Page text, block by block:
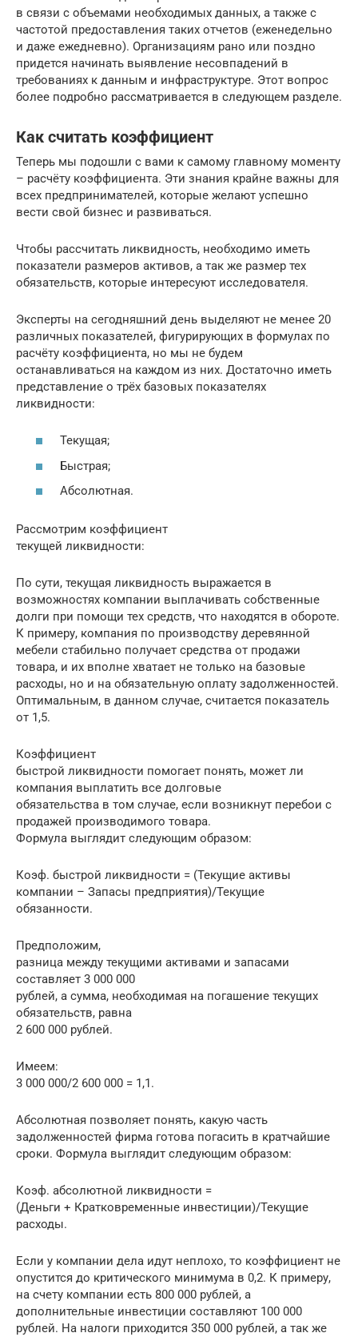
в связи с объемами необходимых данных, а также с
частотой предоставления таких отчетов (еженедельно
и даже ежедневно). Организациям рано или поздно
придется начинать выявление несовпадений в
требованиях к данным и инфраструктуре. Этот вопрос
более подробно рассматривается в следующем разделе.
Как считать коэффициент
Теперь мы подошли с вами к самому главному моменту
– расчёту коэффициента. Эти знания крайне важны для
всех предпринимателей, которые желают успешно
вести свой бизнес и развиваться.
Чтобы рассчитать ликвидность, необходимо иметь
показатели размеров активов, а так же размер тех
обязательств, которые интересуют исследователя.
Эксперты на сегодняшний день выделяют не менее 20
различных показателей, фигурирующих в формулах по
расчёту коэффициента, но мы не будем
останавливаться на каждом из них. Достаточно иметь
представление о трёх базовых показателях
ликвидности:
Текущая;
Быстрая;
Абсолютная.
Рассмотрим коэффициент
текущей ликвидности:
По сути, текущая ликвидность выражается в
возможностях компании выплачивать собственные
долги при помощи тех средств, что находятся в обороте.
К примеру, компания по производству деревянной
мебели стабильно получает средства от продажи
товара, и их вполне хватает не только на базовые
расходы, но и на обязательную оплату задолженностей.
Оптимальным, в данном случае, считается показатель
от 1,5.
Коэффициент
быстрой ликвидности помогает понять, может ли
компания выплатить все долговые
обязательства в том случае, если возникнут перебои с
продажей производимого товара.
Формула выглядит следующим образом:
Коэф. быстрой ликвидности = (Текущие активы
компании – Запасы предприятия)/Текущие
обязанности.
Предположим,
разница между текущими активами и запасами
составляет 3 000 000
рублей, а сумма, необходимая на погашение текущих
обязательств, равна
2 600 000 рублей.
Имеем:
3 000 000/2 600 000 = 1,1.
Абсолютная позволяет понять, какую часть
задолженностей фирма готова погасить в кратчайшие
сроки. Формула выглядит следующим образом:
Коэф. абсолютной ликвидности =
(Деньги + Кратковременные инвестиции)/Текущие
расходы.
Если у компании дела идут неплохо, то коэффициент не
опустится до критического минимума в 0,2. К примеру,
на счету компании есть 800 000 рублей, а
дополнительные инвестиции составляют 100 000
рублей. На налоги приходится 350 000 рублей, а так же